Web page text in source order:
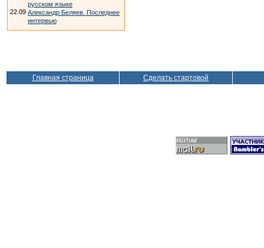
русском языке
22.09 Александр Беляев. Последнее
интервью
Главная страница Сделать стартовой